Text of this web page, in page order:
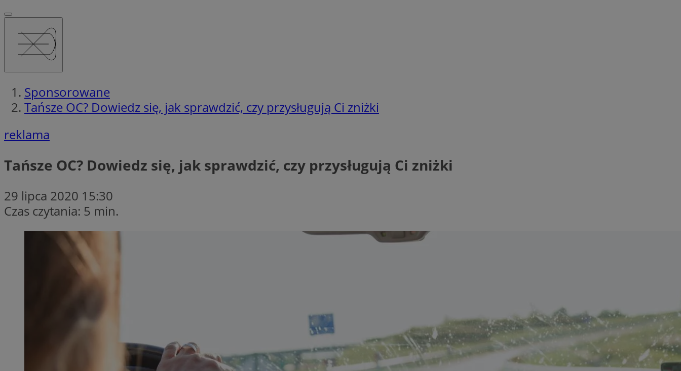
Sponsorowane
Tańsze OC? Dowiedz się, jak sprawdzić, czy przysługują Ci zniżki
reklama
Tańsze OC? Dowiedz się, jak sprawdzić, czy przysługują Ci zniżki
29 lipca 2020 15:30
Czas czytania: 5 min.